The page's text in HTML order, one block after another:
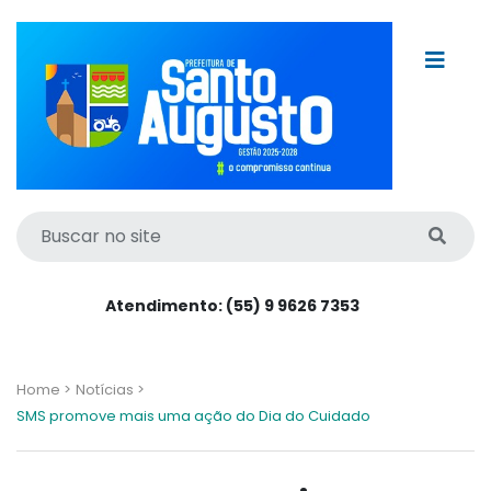
Atendimento: (55) 9 9626 7353
Home > Notícias >
SMS promove mais uma ação do Dia do Cuidado